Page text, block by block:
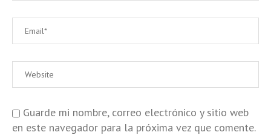
Guarde mi nombre, correo electrónico y sitio web
en este navegador para la próxima vez que comente.